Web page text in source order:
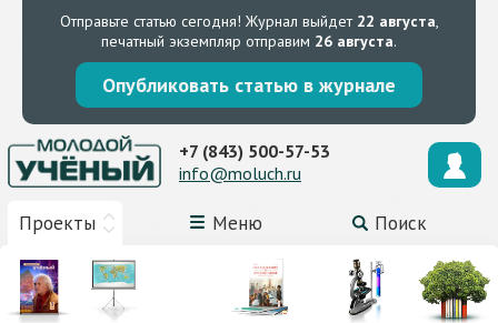
Отправьте статью сегодня! Журнал выйдет 22 августа,
печатный экземпляр отправим 26 августа.
Опубликовать статью в журнале
Проекты Меню Поиск
+7 (843) 500-57-53
info@moluch.ru